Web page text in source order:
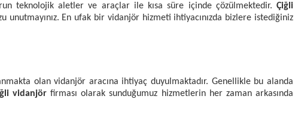
teknolojik aletler ve araçlar ile kısa süre içinde çözülmektedir. Çiğli
En ufak bir vidanjör hizmeti ihtiyacınızda bizlere istediğiniz
olan vidanjör aracına ihtiyaç duyulmaktadır. Genellikle bu alanda
vidanjörfirması olarak sunduğumuz hizmetlerin her zaman arkasında